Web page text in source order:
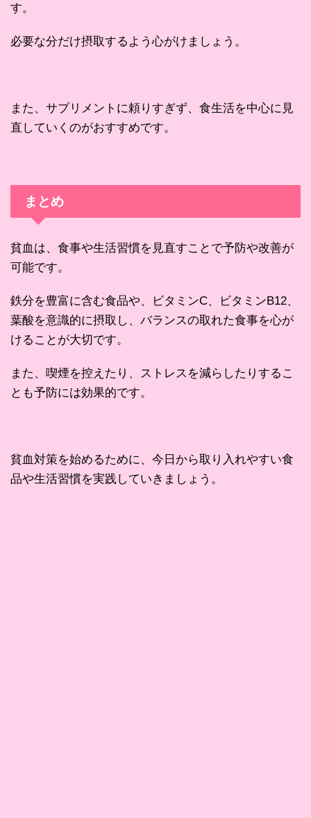
す。
必要な分だけ摂取するよう心がけましょう。
また、サプリメントに頼りすぎず、食生活を中心に見
直していくのがおすすめです。
まとめ
貧血は、食事や生活習慣を見直すことで予防や改善が
可能です。
鉄分を豊富に含む食品や、ビタミンC、ビタミンB12、
葉酸を意識的に摂取し、バランスの取れた食事を心が
けることが大切です。
また、喫煙を控えたり、ストレスを減らしたりするこ
とも予防には効果的です。
貧血対策を始めるために、今日から取り入れやすい食
品や生活習慣を実践していきましょう。